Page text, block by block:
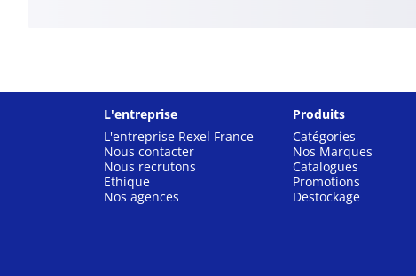
L'entreprise
L'entreprise Rexel France
Nous contacter
Nous recrutons
Ethique
Nos agences
Produits
Catégories
Nos Marques
Catalogues
Promotions
Destockage